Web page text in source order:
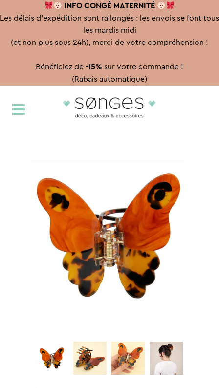
INFO CONGÉ MATERNITÉ
Les délais d'expédition sont rallongés : les envois se font tous
les mardis midi
(et non plus sous 24h), merci de votre compréhension !
Bénéficiez de -15% sur votre commande !
(Rabais automatique)
à
au